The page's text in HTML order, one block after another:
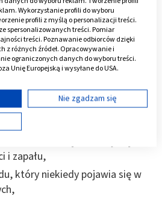
jest bardzo wiele. Do
z rehabilitacji przez osoby,
samodzielnie,
do pacjenta,,
zabiegi jest czasem wyłącznie
pacjentowi,
i zapału,
który niekiedy pojawia się w
Wykorzystanie profili do wyboru
profili z myślą o personalizacji treści.
spersonalizowanych treści. Pomiar
treści. Poznawanie odbiorców dzięki
z różnych źródeł. Opracowywanie i
ograniczonych danych do wyboru treści.
Unię Europejską i wysyłane do USA.
dostawców IAB)
celach:
na urządzeniu lub
danych do
Nie zgadzam się